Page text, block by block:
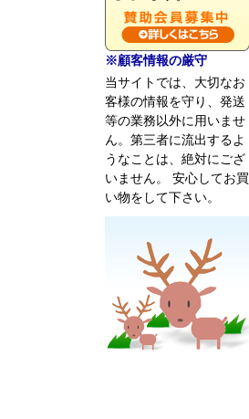
※顧客情報の厳守
当サイトでは、大切なお
客様の情報を守り、発送
等の業務以外に用いませ
ん。第三者に流出するよ
うなことは、絶対にござ
いません。 安心してお買
い物をして下さい。